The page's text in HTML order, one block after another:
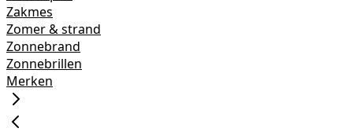
Zakmes
Zomer & strand
Zonnebrand
Zonnebrillen
Merken